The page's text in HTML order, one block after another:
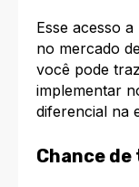
Esse acesso
no mercado
você pode
implementar
diferencial na
Chance